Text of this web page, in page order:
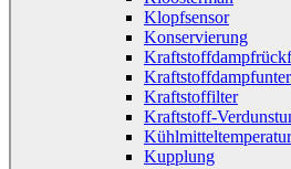
Klopfsensor
Konservierung
Kraftstoffilter
Kraftstoff-
Kupplung